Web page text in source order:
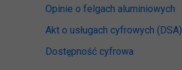
Opinie o felgach aluminiowych
Akt o usługach cyfrowych (DSA)
Dostępność cyfrowa